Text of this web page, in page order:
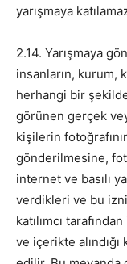
yarışmaya
2.14. Yarışmaya
insanların, kurum,
herhangi bir
görünen gerçek
kişilerin
gönderilmesine,
internet ve basılı
verdikleri ve bu
katılımcı
ve içerikte alındığı